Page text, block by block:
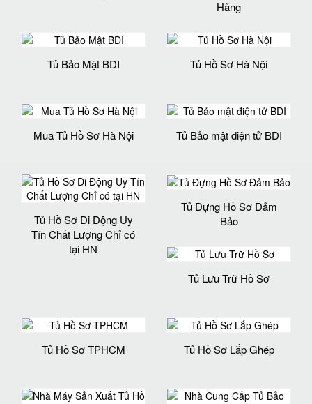
Hãng
Tủ Bảo Mật BDI Tủ Hồ Sơ Hà Nội
Mua Tủ Hồ Sơ Hà Nội Tủ Bảo mật điện tử BDI
Tủ Hồ Sơ Di Động Uy
Tín Chất Lượng Chỉ có
tại HN
Tủ Đựng Hồ Sơ Đảm
Bảo
Tủ Lưu Trữ Hồ Sơ
Tủ Hồ Sơ TPHCM Tủ Hồ Sơ Lắp Ghép